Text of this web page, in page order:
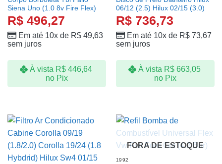
Siena Uno (1.0 8v Fire Flex)
R$496,27
Em até 10x de R$49,63
sem juros
À vista R$446,64
no Pix
06/12 (2.5) Hilux 02/15 (3.0)
R$736,73
Em até 10x de R$73,67
sem juros
À vista R$663,05
no Pix
FORA DE ESTOQUE
1992